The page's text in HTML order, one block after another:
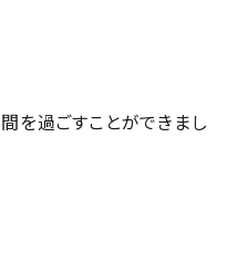
を過ごすことができまし